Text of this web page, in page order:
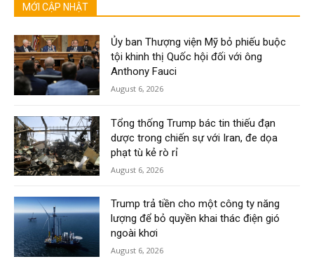
MỚI CẬP NHẬT
Ủy ban Thượng viện Mỹ bỏ phiếu buộc
tội khinh thị Quốc hội đối với ông
Anthony Fauci
August 6, 2026
Tổng thống Trump bác tin thiếu đạn
dược trong chiến sự với Iran, đe dọa
phạt tù kẻ rò rỉ
August 6, 2026
Trump trả tiền cho một công ty năng
lượng để bỏ quyền khai thác điện gió
ngoài khơi
August 6, 2026